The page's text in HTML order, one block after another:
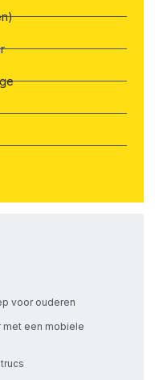
voor ouderen
met een mobiele